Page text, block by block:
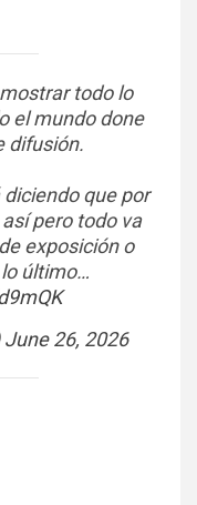
todo lo
el mundo done
difusión.
que por
pero todo va
exposición o
último…
June 26, 2026